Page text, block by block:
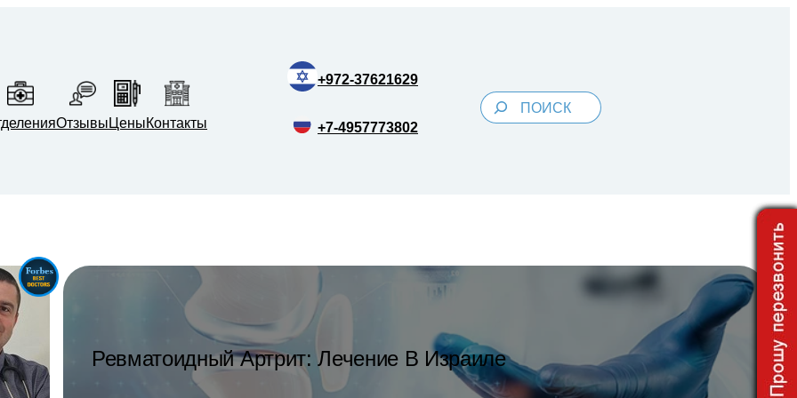
Отзывы ЦеныКонтакты
+972-37621629
+7-4957773802
Поиск
Ревматоидный Артрит: Лечение В Израиле